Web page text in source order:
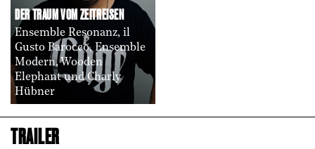
DER TRAUM VOM ZEITREISEN
Ensemble Resonanz, il
Gusto Barocco, Ensemble
Modern, Wooden
Elephant und Charly
Hübner
TRAILER